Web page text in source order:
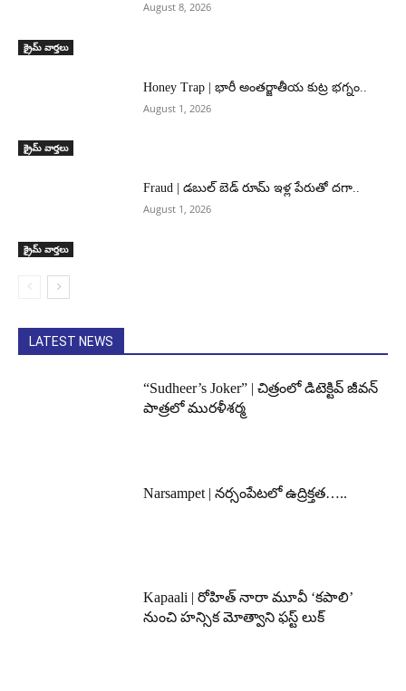
క్రైమ్ వార్తలు
August 8, 2026
క్రైమ్ వార్తలు
Honey Trap | భారీ అంతర్జాతీయ కుట్ర భగ్నం..
August 1, 2026
క్రైమ్ వార్తలు
Fraud | డబుల్ బెడ్ రూమ్ ఇళ్ల పేరుతో దగా..
August 1, 2026
LATEST NEWS
“Sudheer’s Joker” | చిత్రంలో డిటెక్టివ్ జీవన్
పాత్రలో మురళీశర్మ
Narsampet | నర్సంపేటలో ఉద్రిక్తత…..
Kapaali | రోహిత్ నారా మూవీ ‘కపాలి’
నుంచి హన్సిక మోత్వాని ఫస్ట్ లుక్